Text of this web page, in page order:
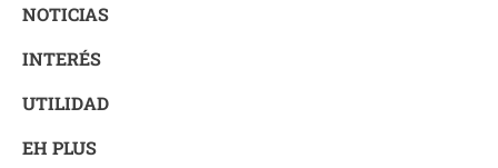
NOTICIAS
INTERÉS
UTILIDAD
EH PLUS